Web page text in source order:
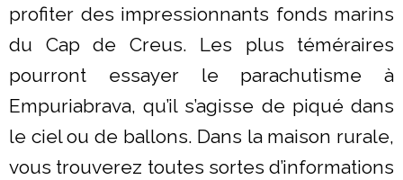
profiter des impressionnants fonds marins
du Cap de Creus. Les plus téméraires
pourront essayer le parachutisme à
Empuriabrava, qu’il s’agisse de piqué dans
le ciel ou de ballons. Dans la maison rurale,
vous trouverez toutes sortes d’informations